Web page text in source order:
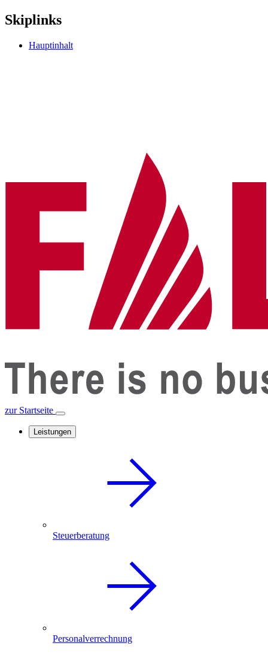
Skiplinks
Hauptinhalt
zur Startseite
Leistungen
Steuerberatung
Personalverrechnung